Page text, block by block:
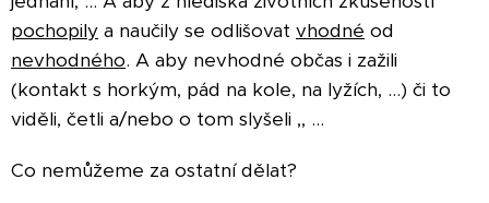
pochopily a naučily se odlišovat vhodné od
nevhodného. A aby nevhodné občas i zažili
(kontakt s horkým, pád na kole, na lyžích, ...) či to
viděli, četli a/nebo o tom slyšeli ,, ...
Co nemůžeme za ostatní dělat?